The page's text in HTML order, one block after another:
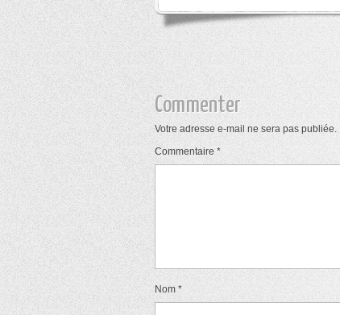
Commenter
Votre adresse e-mail ne sera pas publiée.
Commentaire *
Nom *